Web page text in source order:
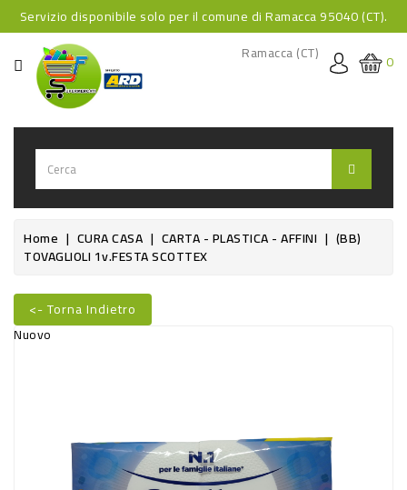
Servizio disponibile solo per il comune di Ramacca 95040 (CT).
CATEGORIA
HOME
BEVANDE
BEVANDE
ANALCOLICHE
ALCOLICHE
BEVANDE
CALDE
CONDIRE
0
Ramacca (CT)
Home CURA CASA CARTA - PLASTICA - AFFINI (BB)
TOVAGLIOLI 1v.FESTA SCOTTEX
<- Torna Indietro
Nuovo